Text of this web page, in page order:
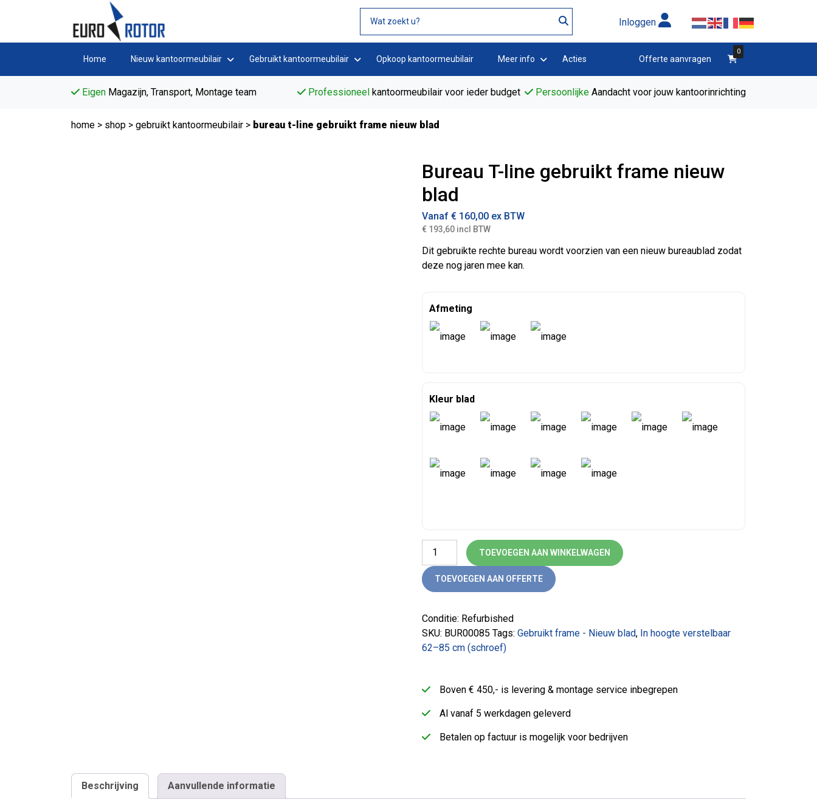
Inloggen
Home Nieuw kantoormeubilair Gebruikt kantoormeubilair Opkoop kantoormeubilair Meer info Acties winkelwagen
0
Offerte aanvragen
Eigen Magazijn, Transport, Montage team Professioneelkantoormeubilair voor ieder budget Persoonlijke Aandacht voor jouw kantoorinrichting
home > shop > gebruikt kantoormeubilair > bureau t-line gebruikt frame nieuw blad
Bureau T-line gebruikt frame nieuw
blad
Vanaf€ 160,00 ex BTW
€ 193,60 incl BTW
Dit gebruikte rechte bureau wordt voorzien van een nieuw bureaublad zodat
deze nog jaren mee kan.
Afmeting
Kleur blad
Bureau T-line gebruikt frame nieuw blad aantal
TOEVOEGEN AAN WINKELWAGEN
TOEVOEGEN AAN OFFERTE
Conditie: Refurbished
SKU: BUR00085 Tags:Gebruikt frame - Nieuw blad, In hoogte verstelbaar
62–85 cm (schroef)
Boven € 450,- is levering & montage service inbegrepen
Al vanaf 5 werkdagen geleverd
Betalen op factuur is mogelijk voor bedrijven
Beschrijving Aanvullende informatie